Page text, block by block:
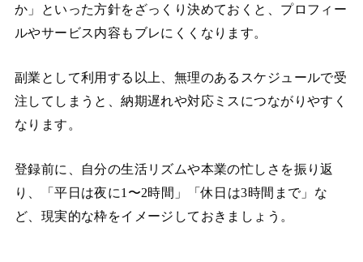
か」といった方針をざっくり決めておくと、プロフィー
ルやサービス内容もブレにくくなります。
副業として利用する以上、無理のあるスケジュールで受
注してしまうと、納期遅れや対応ミスにつながりやすく
なります。
登録前に、自分の生活リズムや本業の忙しさを振り返
り、「平日は夜に1〜2時間」「休日は3時間まで」な
ど、現実的な枠をイメージしておきましょう。